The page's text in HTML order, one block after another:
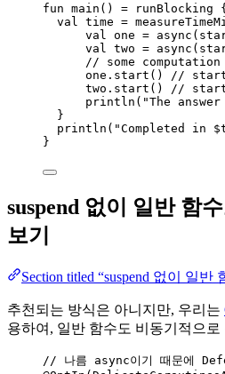
fun main () = runBlocking
val
time =
val
one = async
val
two = async
// some computation
one. start ()
//
two. start ()
// start
println ( "The
}
println ( "Completed in
}
suspend 없이 일반 함
보기
Section titled “suspend 없이 일
추천되는 방식은 아니지만, 우리는
용하여, 일반 함수도 비동기적으
// 나름 async이기 때문에